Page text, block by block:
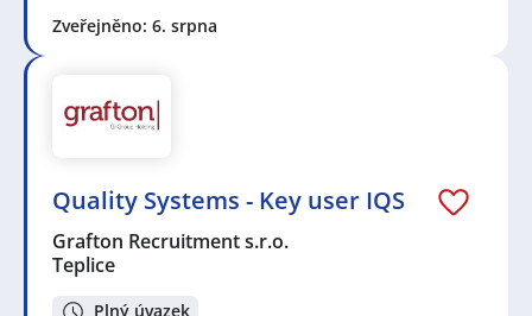
Zveřejněno: 6. srpna
Quality Systems - Key user IQS
Grafton Recruitment s.r.o.
Teplice
Plný úvazek